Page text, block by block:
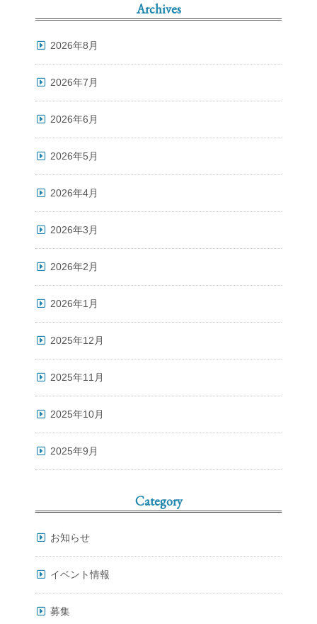
Archives
2026年8月
2026年7月
2026年6月
2026年5月
2026年4月
2026年3月
2026年2月
2026年1月
2025年12月
2025年11月
2025年10月
2025年9月
Category
お知らせ
イベント情報
募集